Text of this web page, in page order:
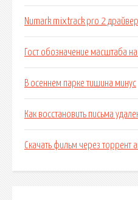
Numark mixtrack pro 2 драйвер
Гост обозначение масштаба
В осеннем парке тишина минус
Как восстановить письма
Скачать фильм через торрент